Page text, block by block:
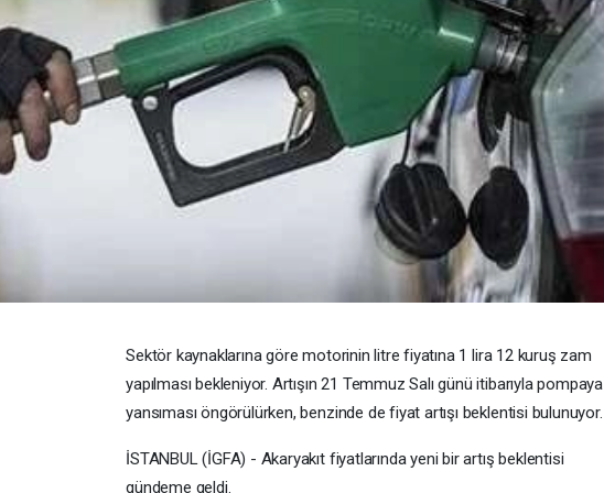
Sektör kaynaklarına göre motorinin litre fiyatına 1 lira 12 kuruş zam
yapılması bekleniyor. Artışın 21 Temmuz Salı günü itibarıyla pompaya
yansıması öngörülürken, benzinde de fiyat artışı beklentisi bulunuyor.
İSTANBUL (İGFA) - Akaryakıt fiyatlarında yeni bir artış beklentisi
gündeme geldi.